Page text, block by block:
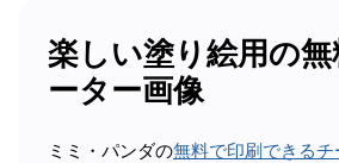
楽しい塗り絵用の無
ーター画像
ミミ・パンダの無料で印刷できるチ